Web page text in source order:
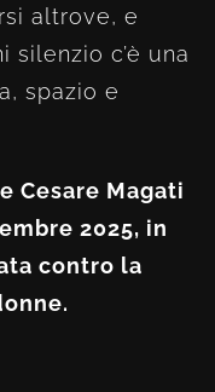
altrove, e
c’è una
spazio e
Cesare Magati
2025, in
contro la